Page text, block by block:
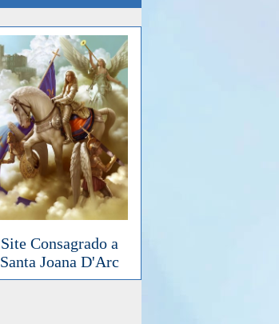
Site Consagrado a
Santa Joana D'Arc